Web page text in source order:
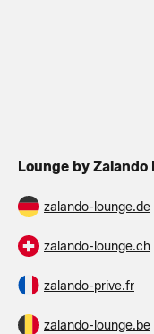
Lounge by Zalando
zalando-lounge.de
zalando-lounge.ch
zalando-prive.fr
zalando-lounge.be